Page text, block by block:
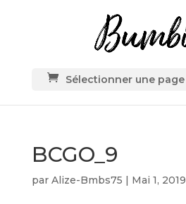
Sélectionner une page
BCGO_9
par Alize-Bmbs75 | Mai 1, 2019